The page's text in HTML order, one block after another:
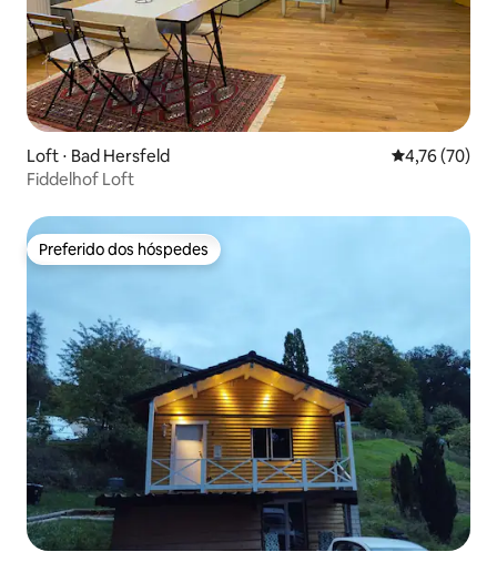
Loft ⋅ Bad Hersfeld 4,76 de uma
4,76 (70)
Fiddelhof Loft
Preferido dos hóspedes
Preferido dos hóspedes